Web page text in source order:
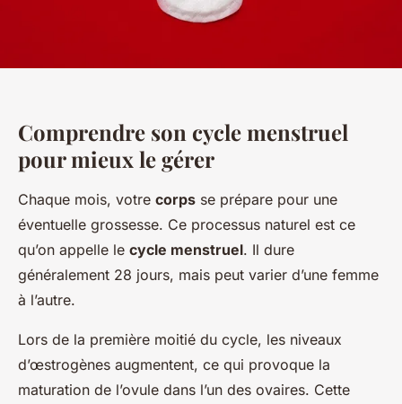
Comprendre son cycle menstruel
pour mieux le gérer
Chaque mois, votre corps se prépare pour une
éventuelle grossesse. Ce processus naturel est ce
qu’on appelle le cycle menstruel. Il dure
généralement 28 jours, mais peut varier d’une femme
à l’autre.
Lors de la première moitié du cycle, les niveaux
d’œstrogènes augmentent, ce qui provoque la
maturation de l’ovule dans l’un des ovaires. Cette